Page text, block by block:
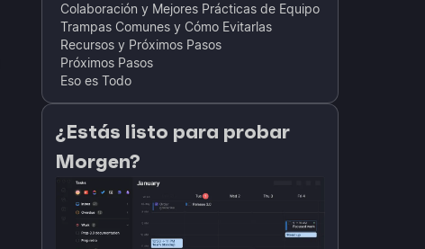
Colaboración y Mejores Prácticas de Equipo
Trampas Comunes y Cómo Evitarlas
Recursos y Próximos Pasos
Próximos Pasos
Eso es Todo
¿Estás listo para probar
Morgen?